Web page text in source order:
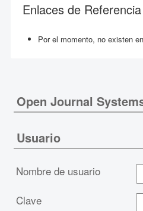
Enlaces de Referencia
Por el momento, no existen
Open Journal
Usuario
Nombre de usuario
Clave